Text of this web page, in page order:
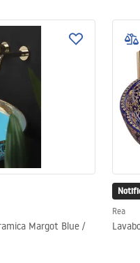
Margot Blue /
Rea